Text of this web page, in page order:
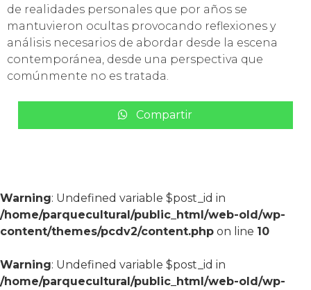
de realidades personales que por años se
mantuvieron ocultas provocando reflexiones y
análisis necesarios de abordar desde la escena
contemporánea, desde una perspectiva que
comúnmente no es tratada.
Compartir
Warning: Undefined variable $post_id in
/home/parquecultural/public_html/web-old/wp-
content/themes/pcdv2/content.php on line 10
Warning: Undefined variable $post_id in
/home/parquecultural/public_html/web-old/wp-